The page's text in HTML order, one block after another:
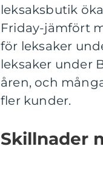
leksaksbutik
Friday-jämfört
för leksaker
leksaker under
åren, och
fler kunder.
Skillnader